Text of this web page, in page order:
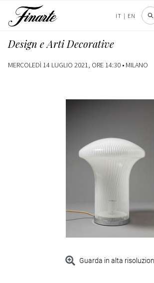
IT | EN
Design e Arti Decorative
MERCOLEDÌ 14 LUGLIO 2021, ORE 14:30 • MILANO
Guarda in alta